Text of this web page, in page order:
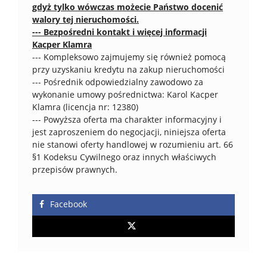
gdyż tylko wówczas możecie Państwo docenić
walory tej nieruchomości.
--- Bezpośredni kontakt i więcej informacji
Kacper Klamra
--- Kompleksowo zajmujemy się również pomocą
przy uzyskaniu kredytu na zakup nieruchomości
--- Pośrednik odpowiedzialny zawodowo za
wykonanie umowy pośrednictwa: Karol Kacper
Klamra (licencja nr: 12380)
--- Powyższa oferta ma charakter informacyjny i
jest zaproszeniem do negocjacji, niniejsza oferta
nie stanowi oferty handlowej w rozumieniu art. 66
§1 Kodeksu Cywilnego oraz innych właściwych
przepisów prawnych.
Facebook